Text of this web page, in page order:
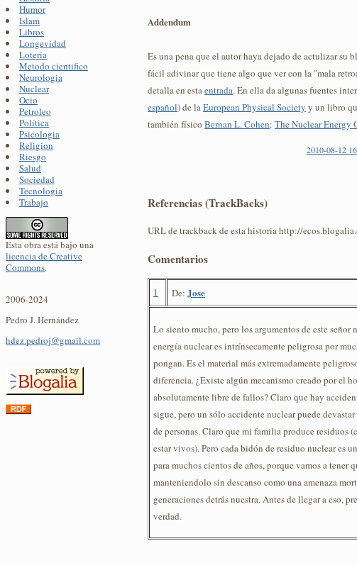
Humor
Islam
Libros
Longevidad
Loteria
Metodo cientifico
Neurologia
Nuclear
Ocio
Petroleo
Política
Psicologia
Religion
Riesgo
Salud
Sociedad
Tecnologia
Trabajo
Esta obra está bajo una
licencia de Creative
Commons.
2006-2024
Pedro J. Hernández
hdez.pedroj@gmail.com
Addendum
Es una pena que el autor haya dejado de actulizar su
fácil adivinar que tiene algo que ver con la "mala
detalla en estaentrada. En ella da algunas fuentes
español) de laEuropean Physical Society y un libro
también físico Bernan L. Cohen: The Nuclear Energy
2010-08-12
Referencias (TrackBacks)
URL de trackback de esta historia http://
Comentarios
1 De: Jose
Lo siento mucho, pero los argumentos de este señor
energía nuclear es intrínsecamente peligrosa por
pongan. Es el material más extremadamente
diferencia. ¿Existe algún mecanismo creado por el
absolutamente libre de fallos? Claro que hay
sigue, pero un sólo accidente nuclear puede
de personas. Claro que mi familia produce residuos
estar vivos). Pero cada bidón de residuo nuclear es
para muchos cientos de años, porque vamos a tener
manteniendolo sin descanso como una amenaza
generaciones detrás nuestra. Antes de llegar a eso,
verdad.